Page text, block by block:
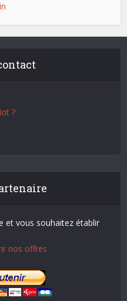
?
et vous souhaitez établir
nos offres